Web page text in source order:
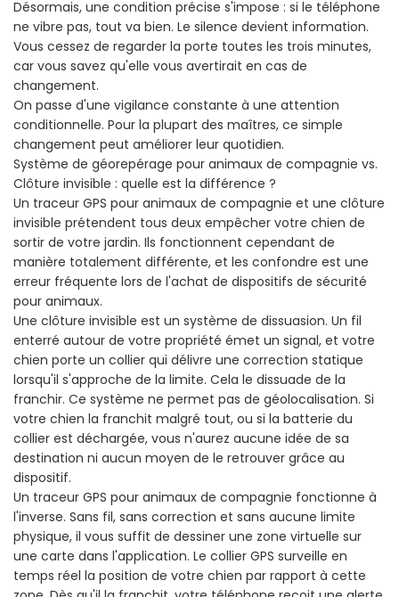
Désormais, une condition précise s'impose : si le téléphone
ne vibre pas, tout va bien. Le silence devient information.
Vous cessez de regarder la porte toutes les trois minutes,
car vous savez qu'elle vous avertirait en cas de
changement.
On passe d'une vigilance constante à une attention
conditionnelle. Pour la plupart des maîtres, ce simple
changement peut améliorer leur quotidien.
Système de géorepérage pour animaux de compagnie vs.
Clôture invisible : quelle est la différence ?
Un traceur GPS pour animaux de compagnie et une clôture
invisible prétendent tous deux empêcher votre chien de
sortir de votre jardin. Ils fonctionnent cependant de
manière totalement différente, et les confondre est une
erreur fréquente lors de l'achat de dispositifs de sécurité
pour animaux.
Une clôture invisible est un système de dissuasion. Un fil
enterré autour de votre propriété émet un signal, et votre
chien porte un collier qui délivre une correction statique
lorsqu'il s'approche de la limite. Cela le dissuade de la
franchir. Ce système ne permet pas de géolocalisation. Si
votre chien la franchit malgré tout, ou si la batterie du
collier est déchargée, vous n'aurez aucune idée de sa
destination ni aucun moyen de le retrouver grâce au
dispositif.
Un traceur GPS pour animaux de compagnie fonctionne à
l'inverse. Sans fil, sans correction et sans aucune limite
physique, il vous suffit de dessiner une zone virtuelle sur
une carte dans l'application. Le collier GPS surveille en
temps réel la position de votre chien par rapport à cette